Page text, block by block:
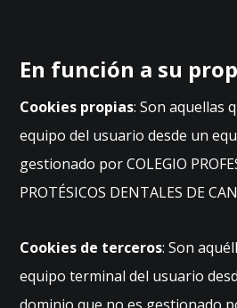
En función a su
Cookies propias: Son aquellas
equipo del usuario desde un
gestionado por COLEGIO
PROTÉSICOS DENTALES DE
Cookies de terceros: Son
equipo terminal del usuario